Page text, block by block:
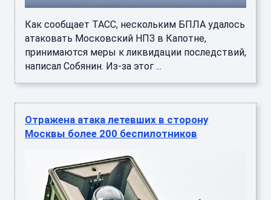
Как сообщает ТАСС, нескольким БПЛА удалось
атаковать Московский НПЗ в Капотне,
принимаются меры к ликвидации последствий,
написал Собянин. Из-за этог ...
Отражена атака летевших в сторону
Москвы более 200 беспилотников